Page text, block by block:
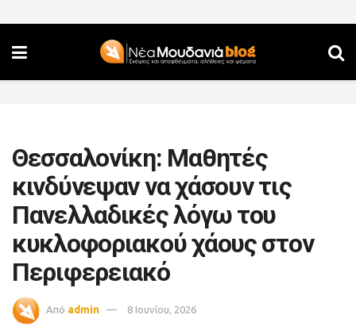
Θεσσαλονίκη: Μαθητές
κινδύνεψαν να χάσουν τις
Πανελλαδικές λόγω του
κυκλοφοριακού χάους στον
Περιφερειακό
Από admin 8 Ιουνίου, 2026